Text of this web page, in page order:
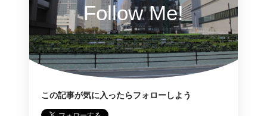
Follow Me!
この記事が気に入ったらフォローしよう